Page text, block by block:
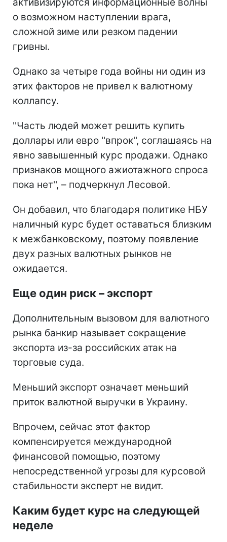
о возможном наступлении врага,
сложной зиме или резком падении
гривны.
Однако за четыре года войны ни один из
этих факторов не привел к валютному
коллапсу.
''Часть людей может решить купить
доллары или евро ''впрок'', соглашаясь на
явно завышенный курс продажи. Однако
признаков мощного ажиотажного спроса
пока нет'', – подчеркнул Лесовой.
Он добавил, что благодаря политике НБУ
наличный курс будет оставаться близким
к межбанковскому, поэтому появление
двух разных валютных рынков не
ожидается.
Еще один риск – экспорт
Дополнительным вызовом для валютного
рынка банкир называет сокращение
экспорта из-за российских атак на
торговые суда.
Меньший экспорт означает меньший
приток валютной выручки в Украину.
Впрочем, сейчас этот фактор
компенсируется международной
финансовой помощью, поэтому
непосредственной угрозы для курсовой
стабильности эксперт не видит.
Каким будет курс на следующей
неделе